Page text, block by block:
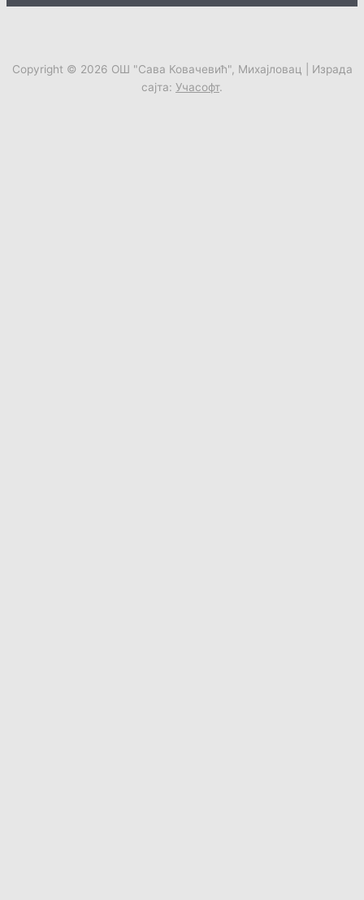
Copyright © 2026 ОШ "Сава Ковачевић", Михајловац | Израда
сајта: Учасофт.